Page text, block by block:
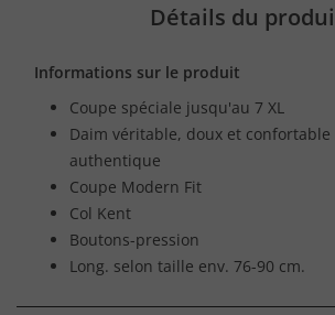
Détails du
Informations sur le produit
Coupe spéciale jusqu'au 7 XL
Daim véritable, doux et confortable
authentique
Coupe Modern Fit
Col Kent
Boutons-pression
Long. selon taille env. 76-90 cm.